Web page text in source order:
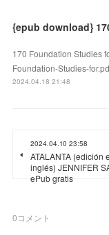
170 Foundation Studies
Foundation-Studies-
2024.04.18 21:48
2024.04.10 23:58
ATALANTA (edición
inglés) JENNIFER
ePub gratis
0コメント